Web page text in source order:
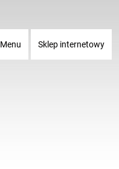
Menu Sklep internetowy